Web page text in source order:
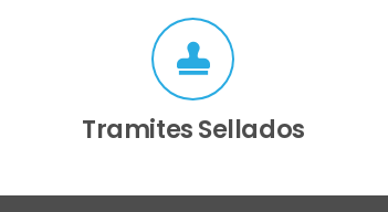
Tramites Sellados